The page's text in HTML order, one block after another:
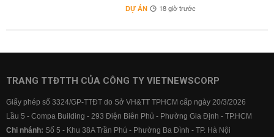
DỰ ÁN 18 giờ trước
TRANG TTĐTTH CỦA CÔNG TY VIETNEWSCORP
Giấy phép số 3324/GP-TTĐT do Sở VH&TT TPHCM cấp ngày 20/3/2026
Lầu 5 - Compa Building - 293 Điện Biên Phủ - Phường Gia Định - TP.HCM
Chi nhánh: Số 5 - Khu 38A Trần Phú - Phường Ba Đình - TP. Hà Nội